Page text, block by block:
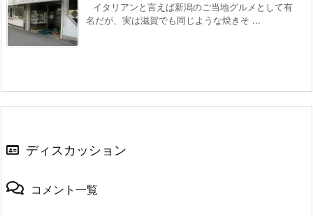
イタリアンと言えば新潟のご当地グルメとして有
名だが、実は滋賀でも同じような焼きそ ...
ディスカッション
コメント一覧